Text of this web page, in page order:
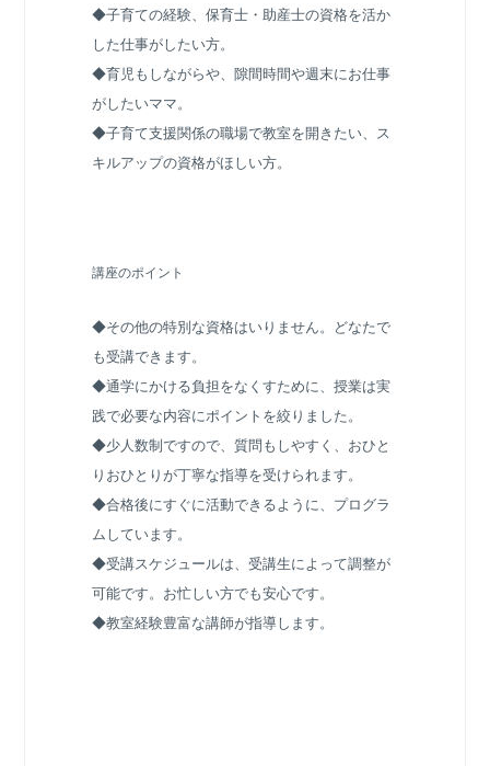
◆子育ての経験、保育士・助産士の資格を活か
した仕事がしたい方。
◆育児もしながらや、隙間時間や週末にお仕事
がしたいママ。
◆子育て支援関係の職場で教室を開きたい、ス
キルアップの資格がほしい方。
講座のポイント
◆その他の特別な資格はいりません。どなたで
も受講できます。
◆通学にかける負担をなくすために、授業は実
践で必要な内容にポイントを絞りました。
◆少人数制ですので、質問もしやすく、おひと
りおひとりが丁寧な指導を受けられます。
◆合格後にすぐに活動できるように、プログラ
ムしています。
◆受講スケジュールは、受講生によって調整が
可能です。お忙しい方でも安心です。
◆教室経験豊富な講師が指導します。